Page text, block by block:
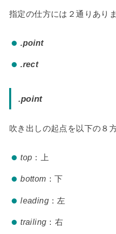
指定の仕方には２通りありま
.point
.rect
.point
吹き出しの起点を以下の８
top ：上
bottom ：下
leading ：左
trailing ：右